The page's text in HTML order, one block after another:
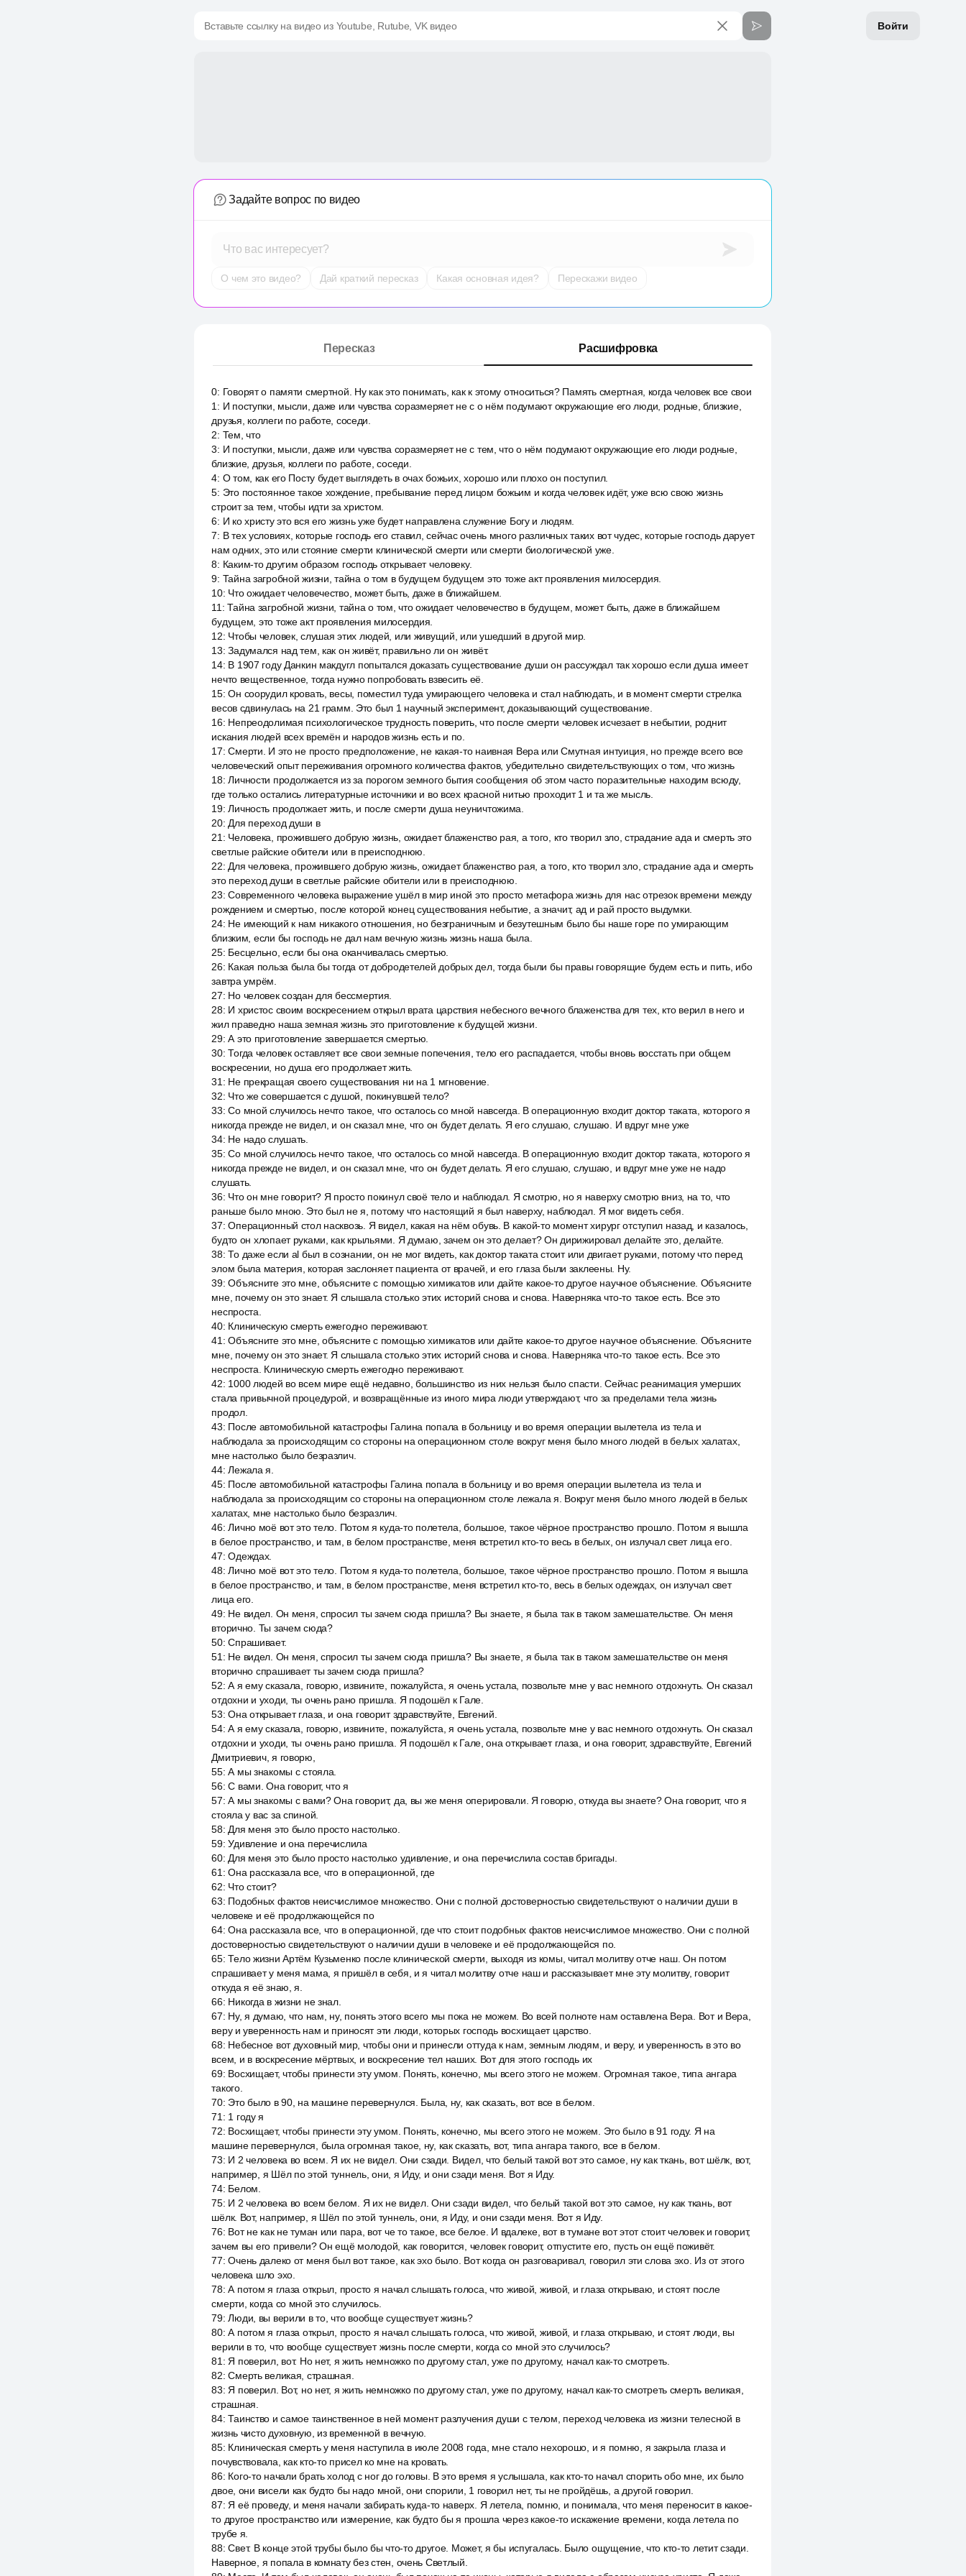
Войти
Вставьте ссылку на видео из Youtube, Rutube, VK видео
Задайте вопрос по видео
Что вас интересует?
О чем это видео? Дай краткий пересказ Какая основная идея? Перескажи видео
Пересказ Расшифровка
0: Говорят о памяти смертной. Ну как это понимать, как к этому относиться? Память смертная, когда человек все свои
1 : И поступки, мысли, даже или чувства соразмеряет не с о нём подумают окружающие его люди, родные, близкие,
друзья, коллеги по работе, соседи.
2: Тем, что
3: И поступки, мысли, даже или чувства соразмеряет не с тем, что о нём подумают окружающие его люди родные,
близкие, друзья, коллеги по работе, соседи.
4: О том, как его Посту будет выглядеть в очах божьих, хорошо или плохо он поступил.
5: Это постоянное такое хождение, пребывание перед лицом божьим и когда человек идёт, уже всю свою жизнь
строит за тем, чтобы идти за христом.
6: И ко христу это вся его жизнь уже будет направлена служение Богу и людям.
7: В тех условиях, которые господь его ставил, сейчас очень много различных таких вот чудес, которые господь дарует
нам одних, это или стояние смерти клинической смерти или смерти биологической уже.
8: Каким-то другим образом господь открывает человеку.
9: Тайна загробной жизни, тайна о том в будущем будущем это тоже акт проявления милосердия.
10: Что ожидает человечество, может быть, даже в ближайшем.
11 :Тайна загробной жизни, тайна о том, что ожидает человечество в будущем, может быть, даже в ближайшем
будущем, это тоже акт проявления милосердия.
12: Чтобы человек, слушая этих людей, или живущий, или ушедший в другой мир.
13:Задумался над тем, как он живёт, правильно ли он живёт.
14: В 1907 году Данкин макдугл попытался доказать существование души он рассуждал так хорошо если душа имеет
нечто вещественное, тогда нужно попробовать взвесить её.
15:Он соорудил кровать, весы, поместил туда умирающего человека и стал наблюдать, и в момент смерти стрелка
весов сдвинулась на 21 грамм. Это был 1 научный эксперимент, доказывающий существование.
16: Непреодолимая психологическое трудность поверить, что после смерти человек исчезает в небытии, роднит
искания людей всех времён и народов жизнь есть и по.
17:Смерти. И это не просто предположение, не какая-то наивная Вера или Смутная интуиция, но прежде всего все
человеческий опыт переживания огромного количества фактов, убедительно свидетельствующих о том, что жизнь
18:Личности продолжается из за порогом земного бытия сообщения об этом часто поразительные находим всюду,
где только остались литературные источники и во всех красной нитью проходит 1 и та же мысль.
19:Личность продолжает жить, и после смерти душа неуничтожима.
20: Для переход души в
21 : Человека, прожившего добрую жизнь, ожидает блаженство рая, а того, кто творил зло, страдание ада и смерть это
светлые райские обители или в преисподнюю.
22: Для человека, прожившего добрую жизнь, ожидает блаженство рая, а того, кто творил зло, страдание ада и смерть
это переход души в светлые райские обители или в преисподнюю.
23:Современного человека выражение ушёл в мир иной это просто метафора жизнь для нас отрезок времени между
рождением и смертью, после которой конец существования небытие, а значит, ад и рай просто выдумки.
24: Не имеющий к нам никакого отношения, но безграничным и безутешным было бы наше горе по умирающим
близким, если бы господь не дал нам вечную жизнь жизнь наша была.
25: Бесцельно, если бы она оканчивалась смертью.
26: Какая польза была бы тогда от добродетелей добрых дел, тогда были бы правы говорящие будем есть и пить, ибо
завтра умрём.
27: Но человек создан для бессмертия.
28: И христос своим воскресением открыл врата царствия небесного вечного блаженства для тех, кто верил в него и
жил праведно наша земная жизнь это приготовление к будущей жизни.
29:А это приготовление завершается смертью.
30:Тогда человек оставляет все свои земные попечения, тело его распадается, чтобы вновь восстать при общем
воскресении, но душа его продолжает жить.
31 : Не прекращая своего существования ни на 1 мгновение.
32: Что же совершается с душой, покинувшей тело?
33:Со мной случилось нечто такое, что осталось со мной навсегда. В операционную входит доктор таката, которого я
никогда прежде не видел, и он сказал мне, что он будет делать. Я его слушаю, слушаю. И вдруг мне уже
34: Не надо слушать.
35:Со мной случилось нечто такое, что осталось со мной навсегда. В операционную входит доктор таката, которого я
никогда прежде не видел, и он сказал мне, что он будет делать. Я его слушаю, слушаю, и вдруг мне уже не надо
слушать.
36: Что он мне говорит? Я просто покинул своё тело и наблюдал. Я смотрю, но я наверху смотрю вниз, на то, что
раньше было мною. Это был не я, потому что настоящий я был наверху, наблюдал. Я мог видеть себя.
37:Операционный стол насквозь. Я видел, какая на нём обувь. В какой-то момент хирург отступил назад, и казалось,
будто он хлопает руками, как крыльями. Я думаю, зачем он это делает? Он дирижировал делайте это, делайте.
38:То даже если al был в сознании, он не мог видеть, как доктор таката стоит или двигает руками, потому что перед
элом была материя, которая заслоняет пациента от врачей, и его глаза были заклеены. Ну.
39:Объясните это мне, объясните с помощью химикатов или дайте какое-то другое научное объяснение. Объясните
мне, почему он это знает. Я слышала столько этих историй снова и снова. Наверняка что-то такое есть. Все это
неспроста.
40: Клиническую смерть ежегодно переживают.
41 :Объясните это мне, объясните с помощью химикатов или дайте какое-то другое научное объяснение. Объясните
мне, почему он это знает. Я слышала столько этих историй снова и снова. Наверняка что-то такое есть. Все это
неспроста. Клиническую смерть ежегодно переживают.
42: 1000 людей во всем мире ещё недавно, большинство из них нельзя было спасти. Сейчас реанимация умерших
стала привычной процедурой, и возвращённые из иного мира люди утверждают, что за пределами тела жизнь
продол.
43: После автомобильной катастрофы Галина попала в больницу и во время операции вылетела из тела и
наблюдала за происходящим со стороны на операционном столе вокруг меня было много людей в белых халатах,
мне настолько было безразлич.
44:Лежала я.
45: После автомобильной катастрофы Галина попала в больницу и во время операции вылетела из тела и
наблюдала за происходящим со стороны на операционном столе лежала я. Вокруг меня было много людей в белых
халатах, мне настолько было безразлич.
46:Лично моё вот это тело. Потом я куда-то полетела, большое, такое чёрное пространство прошло. Потом я вышла
в белое пространство, и там, в белом пространстве, меня встретил кто-то весь в белых, он излучал свет лица его.
47:Одеждах.
48:Лично моё вот это тело. Потом я куда-то полетела, большое, такое чёрное пространство прошло. Потом я вышла
в белое пространство, и там, в белом пространстве, меня встретил кто-то, весь в белых одеждах, он излучал свет
лица его.
49: Не видел. Он меня, спросил ты зачем сюда пришла? Вы знаете, я была так в таком замешательстве. Он меня
вторично. Ты зачем сюда?
50:Спрашивает.
51 : Не видел. Он меня, спросил ты зачем сюда пришла? Вы знаете, я была так в таком замешательстве он меня
вторично спрашивает ты зачем сюда пришла?
52:А я ему сказала, говорю, извините, пожалуйста, я очень устала, позвольте мне у вас немного отдохнуть. Он сказал
отдохни и уходи, ты очень рано пришла. Я подошёл к Гале.
53:Она открывает глаза, и она говорит здравствуйте, Евгений.
54:А я ему сказала, говорю, извините, пожалуйста, я очень устала, позвольте мне у вас немного отдохнуть. Он сказал
отдохни и уходи, ты очень рано пришла. Я подошёл к Гале, она открывает глаза, и она говорит, здравствуйте, Евгений
Дмитриевич, я говорю,
55:А мы знакомы с стояла.
56:С вами. Она говорит, что я
57:А мы знакомы с вами? Она говорит, да, вы же меня оперировали. Я говорю, откуда вы знаете? Она говорит, что я
стояла у вас за спиной.
58: Для меня это было просто настолько.
59:Удивление и она перечислила
60: Для меня это было просто настолько удивление, и она перечислила состав бригады.
61 :Она рассказала все, что в операционной, где
62: Что стоит?
63: Подобных фактов неисчислимое множество. Они с полной достоверностью свидетельствуют о наличии души в
человеке и её продолжающейся по
64:Она рассказала все, что в операционной, где что стоит подобных фактов неисчислимое множество. Они с полной
достоверностью свидетельствуют о наличии души в человеке и её продолжающейся по.
65:Тело жизни Артём Кузьменко после клинической смерти, выходя из комы, читал молитву отче наш. Он потом
спрашивает у меня мама, я пришёл в себя, и я читал молитву отче наш и рассказывает мне эту молитву, говорит
откуда я её знаю, я.
66: Никогда в жизни не знал.
67: Ну, я думаю, что нам, ну, понять этого всего мы пока не можем. Во всей полноте нам оставлена Вера. Вот и Вера,
веру и уверенность нам и приносят эти люди, которых господь восхищает царство.
68: Небесное вот духовный мир, чтобы они и принесли оттуда к нам, земным людям, и веру, и уверенность в это во
всем, и в воскресение мёртвых, и воскресение тел наших. Вот для этого господь их
69: Восхищает, чтобы принести эту умом. Понять, конечно, мы всего этого не можем. Огромная такое, типа ангара
такого.
70: Это было в 90, на машине перевернулся. Была, ну, как сказать, вот все в белом.
71 : 1 году я
72: Восхищает, чтобы принести эту умом. Понять, конечно, мы всего этого не можем. Это было в 91 году. Я на
машине перевернулся, была огромная такое, ну, как сказать, вот, типа ангара такого, все в белом.
73: И 2 человека во всем. Я их не видел. Они сзади. Видел, что белый такой вот это самое, ну как ткань, вот шёлк, вот,
например, я Шёл по этой туннель, они, я Иду, и они сзади меня. Вот я Иду.
74: Белом.
75: И 2 человека во всем белом. Я их не видел. Они сзади видел, что белый такой вот это самое, ну как ткань, вот
шёлк. Вот, например, я Шёл по этой туннель, они, я Иду, и они сзади меня. Вот я Иду.
76: Вот не как не туман или пара, вот че то такое, все белое. И вдалеке, вот в тумане вот этот стоит человек и говорит,
зачем вы его привели? Он ещё молодой, как говорится, человек говорит, отпустите его, пусть он ещё поживёт.
77:Очень далеко от меня был вот такое, как эхо было. Вот когда он разговаривал, говорил эти слова эхо. Из от этого
человека шло эхо.
78:А потом я глаза открыл, просто я начал слышать голоса, что живой, живой, и глаза открываю, и стоят после
смерти, когда со мной это случилось.
79:Люди, вы верили в то, что вообще существует жизнь?
80:А потом я глаза открыл, просто я начал слышать голоса, что живой, живой, и глаза открываю, и стоят люди, вы
верили в то, что вообще существует жизнь после смерти, когда со мной это случилось?
81 : Я поверил, вот. Но нет, я жить немножко по другому стал, уже по другому, начал как-то смотреть.
82:Смерть великая, страшная.
83: Я поверил. Вот, но нет, я жить немножко по другому стал, уже по другому, начал как-то смотреть смерть великая,
страшная.
84:Таинство и самое таинственное в ней момент разлучения души с телом, переход человека из жизни телесной в
жизнь чисто духовную, из временной в вечную.
85: Клиническая смерть у меня наступила в июле 2008 года, мне стало нехорошо, и я помню, я закрыла глаза и
почувствовала, как кто-то присел ко мне на кровать.
86: Кого-то начали брать холод с ног до головы. В это время я услышала, как кто-то начал спорить обо мне, их было
двое, они висели как будто бы надо мной, они спорили, 1 говорил нет, ты не пройдёшь, а другой говорил.
87: Я её проведу, и меня начали забирать куда-то наверх. Я летела, помню, и понимала, что меня переносит в какое-
то другое пространство или измерение, как будто бы я прошла через какое-то искажение времени, когда летела по
трубе я.
88:Свет. В конце этой трубы было бы что-то другое. Может, я бы испугалась. Было ощущение, что кто-то летит сзади.
Наверное, я попала в комнату без стен, очень Светлый.